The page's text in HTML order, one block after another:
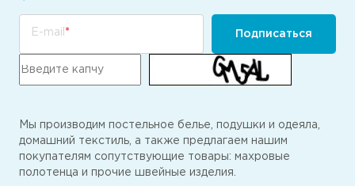
E-mail Подписаться
Мы производим постельное белье, подушки и одеяла,
домашний текстиль, а также предлагаем нашим
покупателям сопутствующие товары: махровые
полотенца и прочие швейные изделия.